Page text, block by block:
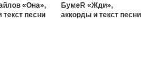
«Она»,
текст песни
БумеR «Жди»,
аккорды и текст песни